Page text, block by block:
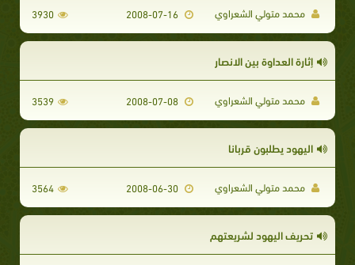
محمد متولي الشعراوي 2008-07-16
3930
إثارة العداوة بين الانصار
محمد متولي الشعراوي 2008-07-08
3539
اليهود يطلبون قربانا
محمد متولي الشعراوي 2008-06-30
3564
تحريف اليهود لشريعتهم